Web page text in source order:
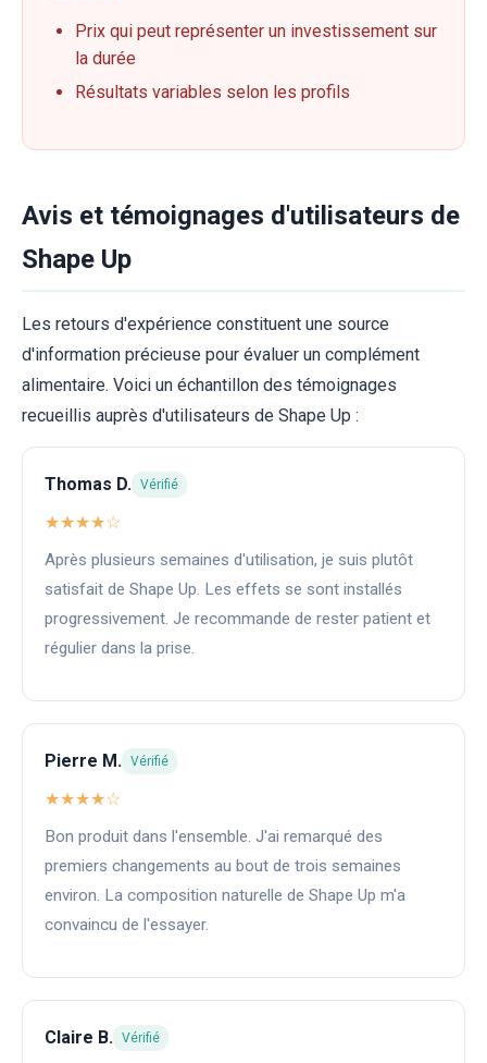
Prix qui peut représenter un investissement sur
la durée
Résultats variables selon les profils
Avis et témoignages d'utilisateurs de
Shape Up
Les retours d'expérience constituent une source
d'information précieuse pour évaluer un complément
alimentaire. Voici un échantillon des témoignages
recueillis auprès d'utilisateurs de Shape Up :
Thomas D. Vérifié
★★★★☆
Après plusieurs semaines d'utilisation, je suis plutôt
satisfait de Shape Up. Les effets se sont installés
progressivement. Je recommande de rester patient et
régulier dans la prise.
Pierre M. Vérifié
★★★★☆
Bon produit dans l'ensemble. J'ai remarqué des
premiers changements au bout de trois semaines
environ. La composition naturelle de Shape Up m'a
convaincu de l'essayer.
Claire B. Vérifié